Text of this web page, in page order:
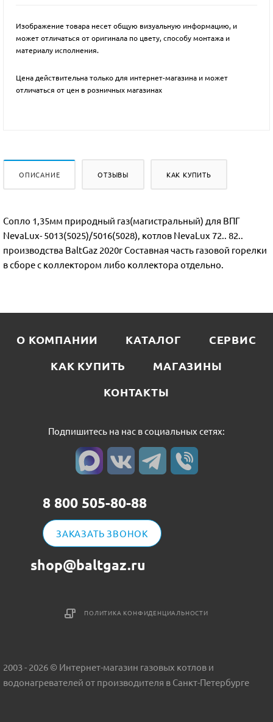
Изображение товара несет общую визуальную информацию, и
может отличаться от оригинала по цвету, способу монтажа и
материалу исполнения.
Цена действительна только для интернет-магазина и может
отличаться от цен в розничных магазинах
ОПИСАНИЕ ОТЗЫВЫ КАК КУПИТЬ
Сопло 1,35мм природный газ(магистральный) для ВПГ
NevaLux- 5013(5025)/5016(5028), котлов NevaLux 72.. 82..
производства BaltGaz 2020г Составная часть газовой горелки
в сборе с коллектором либо коллектора отдельно.
О КОМПАНИИ КАТАЛОГ
СЕРВИС
КАК КУПИТЬ
МАГАЗИНЫ
КОНТАКТЫ
Подпишитесь на нас в социальных сетях:
8 800 505-80-88
ЗАКАЗАТЬ ЗВОНОК
shop@baltgaz.ru
ПОЛИТИКА КОНФИДЕНЦИАЛЬНОСТИ
2003 - 2026 © Интернет-магазин газовых котлов и
водонагревателей от производителя в Санкт-Петербурге